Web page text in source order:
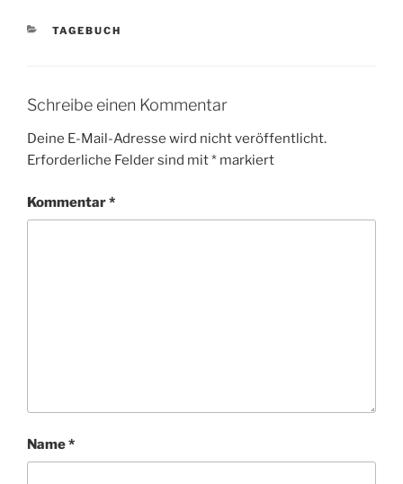
KATEGORIEN
TAGEBUCH
Schreibe einen Kommentar
Deine E-Mail-Adresse wird nicht veröffentlicht.
Erforderliche Felder sind mit* markiert
Kommentar*
Name*